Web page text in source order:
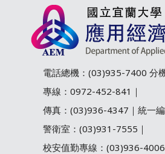
電話總機：(03)935-7400 分
專線：0972-452-841｜
傳真：(03)936-4347｜統一
警衛室：(03)931-7555｜
校安值勤專線：(03)936-4006